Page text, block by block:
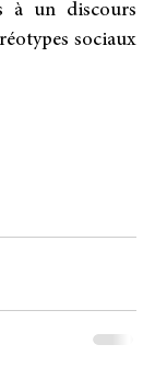
à un discours
sociaux